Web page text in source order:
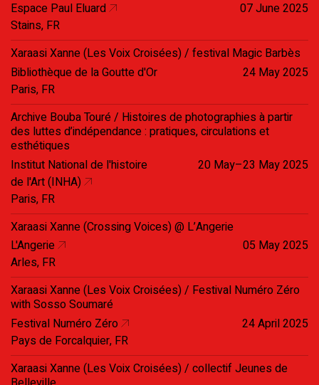
Espace Paul Eluard
Stains, FR
07 June 2025
Xaraasi Xanne (Les Voix Croisées) / festival Magic Barbès
Bibliothèque de la Goutte d'Or
Paris, FR
24 May 2025
Archive Bouba Touré / Histoires de photographies à partir
des luttes d’indépendance : pratiques, circulations et
esthétiques
Institut National de l'histoire
de l'Art (INHA)
Paris, FR
20 May–23 May 2025
Xaraasi Xanne (Crossing Voices) @ L’Angerie
L'Angerie
Arles, FR
05 May 2025
Xaraasi Xanne (Les Voix Croisées) / Festival Numéro Zéro
with Sosso Soumaré
Festival Numéro Zéro
Pays de Forcalquier, FR
24 April 2025
Xaraasi Xanne (Les Voix Croisées) / collectif Jeunes de